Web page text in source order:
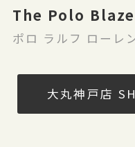
The Polo
ポロ ラルフ ローレ
大丸神戸店